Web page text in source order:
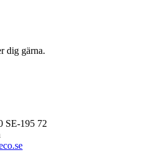
dig gärna.
SE-195 72